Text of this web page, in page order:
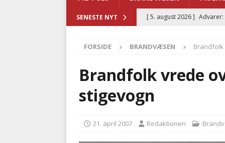
SENESTE NYT [ 5. august 2026 ]
[ 5. august 2026 ] Ny
[ 4. august 2026 ]
[ 4. august 2026 ]
POLITI
FORSIDE BRANDVÆSEN Brandfolk
Brandfolk vrede
stigevogn
21. april 2007 Redaktionen